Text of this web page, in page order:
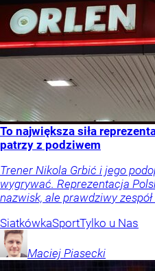
To największa siła
patrzy z podziwem
Trener Nikola Grbić i jego
wygrywać. Reprezentacja
nazwisk, ale prawdziwy
SiatkówkaSportTylko u Nas
Maciej Piasecki